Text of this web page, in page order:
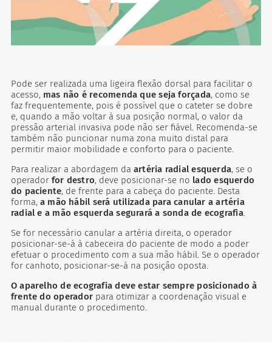
Pode ser realizada uma ligeira flexão dorsal para facilitar o
acesso, mas não é recomenda que seja forçada, como se
faz frequentemente, pois é possível que o cateter se dobre
e, quando a mão voltar à sua posição normal, o valor da
pressão arterial invasiva pode não ser fiável. Recomenda-se
também não puncionar numa zona muito distal para
permitir maior mobilidade e conforto para o paciente.
Para realizar a abordagem da artéria radial esquerda, se o
operador for destro, deve posicionar-se no lado esquerdo
do paciente, de frente para a cabeça do paciente. Desta
forma, a mão hábil será utilizada para canular a artéria
radial e a mão esquerda segurará a sonda de ecografia.
Se for necessário canular a artéria direita, o operador
posicionar-se-á à cabeceira do paciente de modo a poder
efetuar o procedimento com a sua mão hábil. Se o operador
for canhoto, posicionar-se-á na posição oposta.
O aparelho de ecografia deve estar sempre posicionado à
frente do operadorpara otimizar a coordenação visual e
manual durante o procedimento.